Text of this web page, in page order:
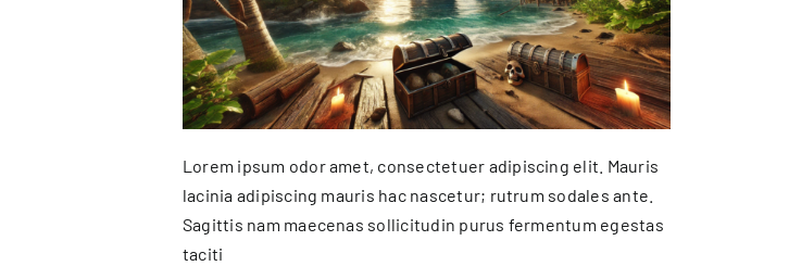
Lorem ipsum odor amet, consectetuer adipiscing elit. Mauris
lacinia adipiscing mauris hac nascetur; rutrum sodales ante.
Sagittis nam maecenas sollicitudin purus fermentum egestas
taciti